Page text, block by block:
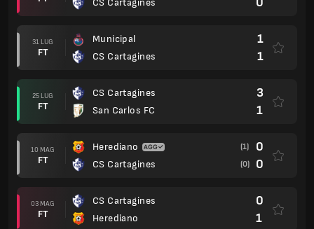
CS Cartagines
31 LUG
FT
Municipal
CS Cartagines
1
1
25 LUG
FT
CS Cartagines
San Carlos FC
3
1
10 MAG
FT
Herediano
CS Cartagines
(1) 0
(0) 0
03 MAG
FT
CS Cartagines
Herediano
0
1